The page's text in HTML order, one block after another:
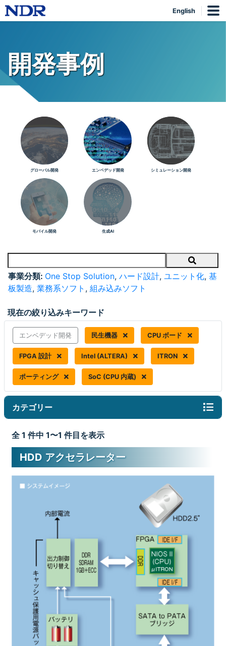
English
開発事例
グローバル開発 エンベデッド開発 シミュレーション開発
モバイル開発 生成AI
Search
事業分類: One Stop Solution, ハード設計, ユニット化, 基
板製造, 業務系ソフト , 組み込みソフト
現在の絞り込みキーワード
エンベデッド開発 民生機器 CPU ボード
FPGA 設計 Intel (ALTERA) ITRON
ポーティング SoC (CPU 内蔵)
カテゴリー
全 1 件中 1〜1 件目を表示
HDD アクセラレーター